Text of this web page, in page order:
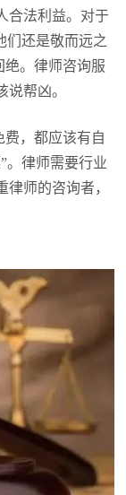
合法利益。对于
们还是敬而远之
。律师咨询服
帮凶。
，都应该有自
。律师需要行业
师的咨询者，